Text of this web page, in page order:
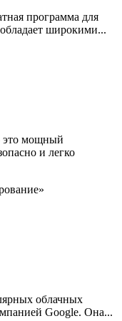
программа для
широкими...
это мощный
и легко
облачных
Google. Она...